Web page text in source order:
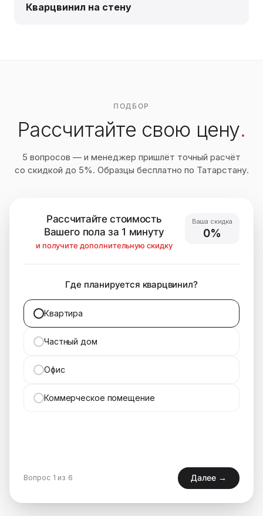
Кварцвинил на стену
ПОДБОР
Рассчитайте свою цену.
5 вопросов — и менеджер пришлёт точный расчёт
со скидкой до 5%. Образцы бесплатно по Татарстану.
Рассчитайте стоимость
Вашего пола за 1 минуту
и получите дополнительную скидку
Ваша скидка
0%
Где планируется кварцвинил?
Квартира
Частный дом
Офис
Коммерческое помещение
Вопрос 1 из 6 Далее →